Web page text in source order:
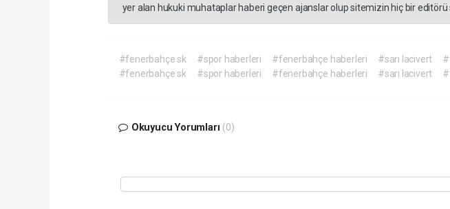
yer alan hukuki muhataplar haberi geçen ajanslar olup sitemizin hiç bir
#fenerbahçe sk #spor haberleri #fenerbahçe haberleri #sarı lacivert
#fenerbahçe sk
#spor haberleri #fenerbahçe haberleri #sarı lacivert
Okuyucu Yorumları (0)